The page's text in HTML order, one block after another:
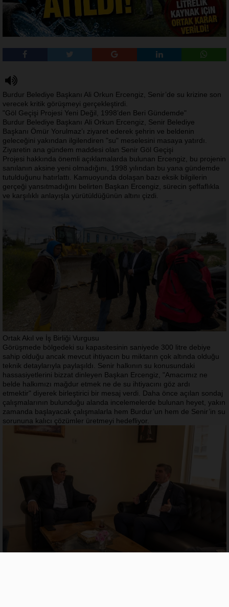
Burdur Belediye Başkanı Ali Orkun Ercengiz, Senir’de su krizine son
verecek kritik görüşmeyi gerçekleştirdi.
"Göl Geçişi Projesi Yeni Değil, 1998’den Beri Gündemde"
Burdur Belediye Başkanı Ali Orkun Ercengiz, Senir Belediye
Başkanı Ömür Yorulmaz’ı ziyaret ederek şehrin ve beldenin
geleceğini yakından ilgilendiren "su" meselesini masaya yatırdı.
Ziyaretin ana gündem maddesi olan Senir Göl Geçişi
Projesi hakkında önemli açıklamalarda bulunan Ercengiz, bu projenin
sanılanın aksine yeni olmadığını, 1998 yılından bu yana gündemde
tutulduğunu hatırlattı. Kamuoyunda dolaşan bazı eksik bilgilerin
gerçeği yansıtmadığını belirten Başkan Ercengiz, sürecin şeffaflıkla
ve karşılıklı anlayışla yürütüldüğünün altını çizdi.
Ortak Akıl ve İş Birliği Vurgusu
Görüşmede bölgedeki su kapasitesinin saniyede 300 litre debiye
sahip olduğu ancak mevcut ihtiyacın bu miktarın çok altında olduğu
teknik detaylarıyla paylaşıldı. Senir halkının su konusundaki
hassasiyetlerini bizzat dinleyen Başkan Ercengiz, "Amacımız ne
belde halkımızı mağdur etmek ne de su ihtiyacını göz ardı
etmektir" diyerek birleştirici bir mesaj verdi. Daha önce açılan sondaj
çalışmalarının bulunduğu alanda incelemelerde bulunan heyet, yakın
zamanda başlayacak çalışmalarla hem Burdur’un hem de Senir’in su
sorununa kalıcı çözümler üretmeyi hedefliyor.